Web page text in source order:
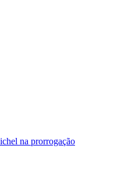
na prorrogação